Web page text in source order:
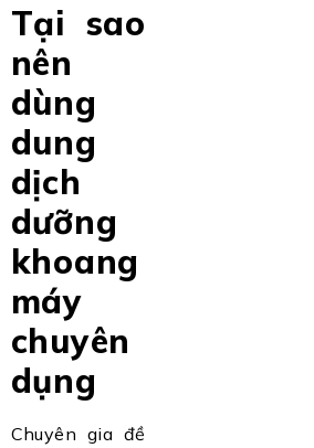
Tại sao
nên
dùng
dung
dịch
dưỡng
khoang
máy
chuyên
dụng
Chuyên gia đề